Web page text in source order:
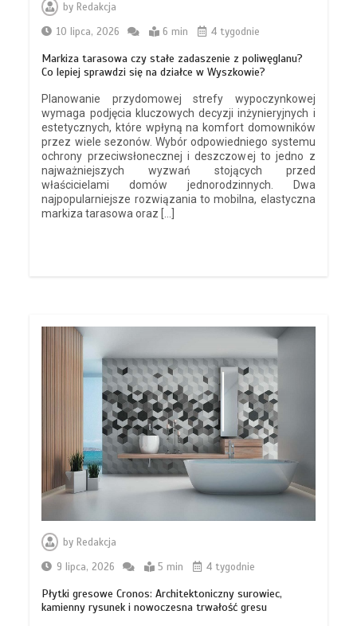
byRedakcja
10 lipca, 2026
6 min 4 tygodnie
Markiza tarasowa czy stałe zadaszenie z poliwęglanu?
Co lepiej sprawdzi się na działce w Wyszkowie?
Planowanie przydomowej strefy wypoczynkowej
wymaga podjęcia kluczowych decyzji inżynieryjnych i
estetycznych, które wpłyną na komfort domowników
przez wiele sezonów. Wybór odpowiedniego systemu
ochrony przeciwsłonecznej i deszczowej to jedno z
najważniejszych wyzwań stojących przed
właścicielami domów jednorodzinnych. Dwa
najpopularniejsze rozwiązania to mobilna, elastyczna
markiza tarasowa oraz […]
byRedakcja
9 lipca, 2026
5 min 4 tygodnie
Płytki gresowe Cronos: Architektoniczny surowiec,
kamienny rysunek i nowoczesna trwałość gresu